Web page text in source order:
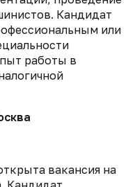
Кандидат
или
работы в
вакансия на